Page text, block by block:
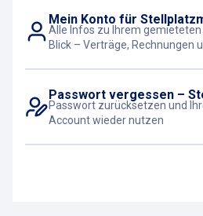
Mein Konto für
Alle Infos zu Ihrem
Blick – Verträge, Rechnungen
Passwort vergessen –
Passwort zurücksetzen und
Account wieder nutzen